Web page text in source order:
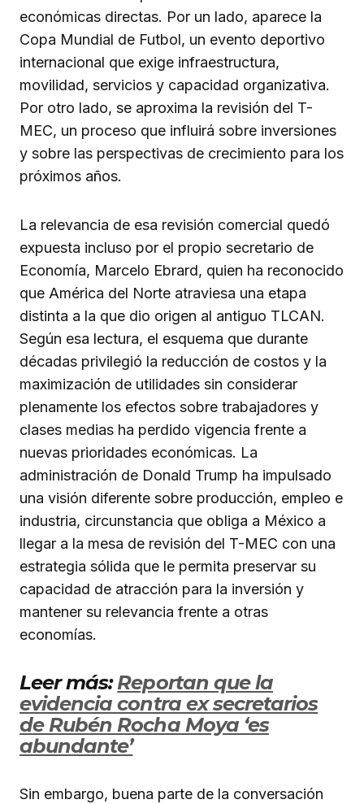
económicas directas. Por un lado, aparece la
Copa Mundial de Futbol, un evento deportivo
internacional que exige infraestructura,
movilidad, servicios y capacidad organizativa.
Por otro lado, se aproxima la revisión del T-
MEC, un proceso que influirá sobre inversiones
y sobre las perspectivas de crecimiento para los
próximos años.
La relevancia de esa revisión comercial quedó
expuesta incluso por el propio secretario de
Economía, Marcelo Ebrard, quien ha reconocido
que América del Norte atraviesa una etapa
distinta a la que dio origen al antiguo TLCAN.
Según esa lectura, el esquema que durante
décadas privilegió la reducción de costos y la
maximización de utilidades sin considerar
plenamente los efectos sobre trabajadores y
clases medias ha perdido vigencia frente a
nuevas prioridades económicas. La
administración de Donald Trump ha impulsado
una visión diferente sobre producción, empleo e
industria, circunstancia que obliga a México a
llegar a la mesa de revisión del T-MEC con una
estrategia sólida que le permita preservar su
capacidad de atracción para la inversión y
mantener su relevancia frente a otras
economías.
Leer más:Reportan que la
evidencia contra ex secretarios
de Rubén Rocha Moya ‘es
abundante’
Sin embargo, buena parte de la conversación